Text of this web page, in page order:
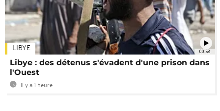
00:58
LIBYE
Libye : des détenus s'évadent d'une prison dans
l'Ouest
Il y a 1 heure